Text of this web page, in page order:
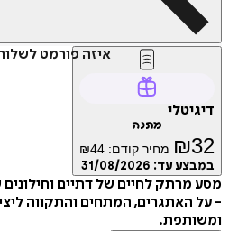
איזה פורמט
דיגיטלי
מתנה
₪32 מחיר קודם: ₪44
במבצע עד: 31/08/2026
מסע מרתק לחיים של דתיים
- על האתגרים, המתחים והתקווה
ומשותפת.